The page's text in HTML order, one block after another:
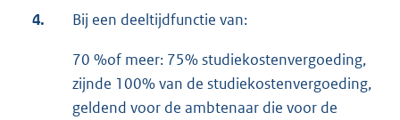
4. Bij een deeltijdfunctie van:
70 %of meer: 75% studiekostenvergoeding,
zijnde 100% van de studiekostenvergoeding,
geldend voor de ambtenaar die voor de